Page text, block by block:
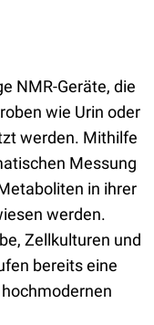
NMR-Geräte, die
wie Urin oder
werden. Mithilfe
Messung
in ihrer
werden.
Zellkulturen und
bereits eine